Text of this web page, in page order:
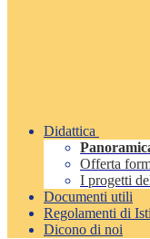
Didattica
Offerta
I progetti
Documenti utili
Regolamenti di
Dicono di noi